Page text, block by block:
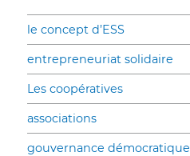
le concept d’ESS
entrepreneuriat solidaire
Les coopératives
associations
gouvernance démocratique